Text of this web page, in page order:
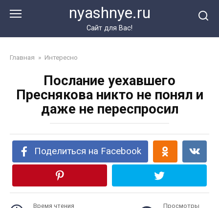
nyashnye.ru
Сайт для Вас!
Главная » Интересно
Послание уехавшего
Преснякова никто не понял и
даже не переспросил
Поделиться на Facebook
Время чтения Просмотры